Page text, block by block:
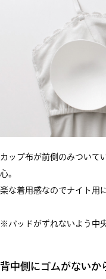
カップ布が前側のみついて
心。
楽な着用感なのでナイト用
※パッドがずれないよう中
背中側にゴムがないか